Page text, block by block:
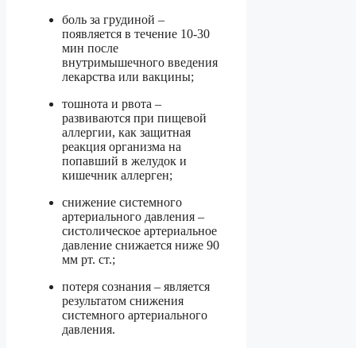
боль за грудиной –
появляется в течение 10-30
мин после
внутримышечного введения
лекарства или вакцины;
тошнота и рвота –
развиваются при пищевой
аллергии, как защитная
реакция организма на
попавший в желудок и
кишечник аллерген;
снижение системного
артериального давления –
систолическое артериальное
давление снижается ниже 90
мм рт. ст.;
потеря сознания – является
результатом снижения
системного артериального
давления.